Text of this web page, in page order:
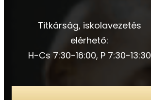
Titkárság, iskolavezetés
elérhető:
H-Cs 7:30-16:00, P 7:30-13:30